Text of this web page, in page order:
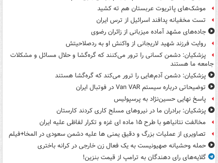
موشک‌های پاتریوت عربستان هم ته‌ کشید
تست مخفیانه پدافند اسرائیل از ترس ایران
جاده‌های مشهد آماده میزبانی از زائران رضوی
روایت فرزند شهید لاریجانی از واکنش او به ردصلاحیتش
پزشکیان: دشمن کسانی را ترور می‌کنند که گره‌گشا و حلال مسائل و مشکلات
جامعه ما هستند
پزشکیان: دشمن آدم‌هایی را ترور می‌کند که گره‌گشا هستند
توضیحاتی درباره سیستم Van VAR در فوتبال ایران
پاسخ نهایی حسین‌نژاد به پرسپولیس
پزشکیان: برادران ما در نیروهای مسلح کاری کردند کارستان
مخالفت نتانیاهو با طرح ۱۵ ماده ای غزه و تکرار لفاظی علیه ایران
تصاویری از عملیات بزرگ و دقیق یمنی ها علیه دشمن سعودی در المخا+فیلم
حمله وحشیانه صهیونیست به یک فعال زن خارجی در کرانه باختری
گلایه‌های رای دهندگان به ترامپ از قیمت بنزین!